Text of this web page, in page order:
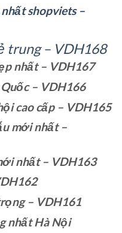
shopviets –
trung – VDH168
nhất – VDH167
– VDH166
cao cấp – VDH165
mới nhất –
nhất – VDH163
– VDH161
nhất Hà Nội